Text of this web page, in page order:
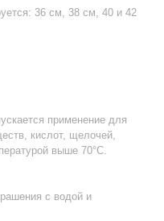
36 см, 38 см, 40 и 42
применение для
кислот, щелочей,
выше 70°С.
с водой и